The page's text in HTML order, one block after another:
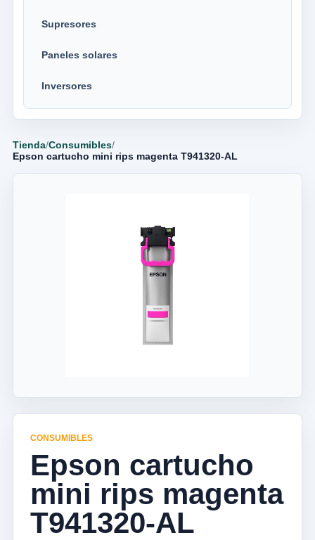
Supresores
Paneles solares
Inversores
Tienda/Consumibles/
Epson cartucho mini rips magenta T941320-AL
CONSUMIBLES
Epson cartucho
mini rips magenta
T941320-AL